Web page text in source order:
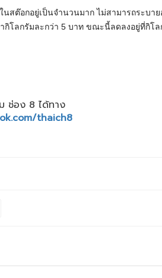
ต๊อกอยู่เป็นจำนวนมาก ไม่สามารถระบาย
กิโลกรัมละกว่า 5 บาท ขณะนี้ลดลงอยู่ที่กิโ
ช่อง 8 ได้ทาง
thaich8